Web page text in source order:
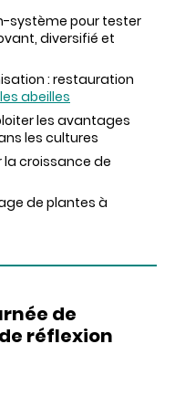
système pour tester
diversifié et
: restauration
abeilles
les avantages
les cultures
la croissance de
de plantes à
de
réflexion